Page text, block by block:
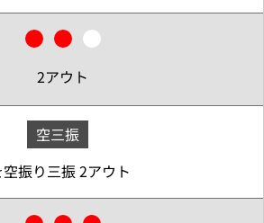
2アウト
空三振
振り三振 2アウト